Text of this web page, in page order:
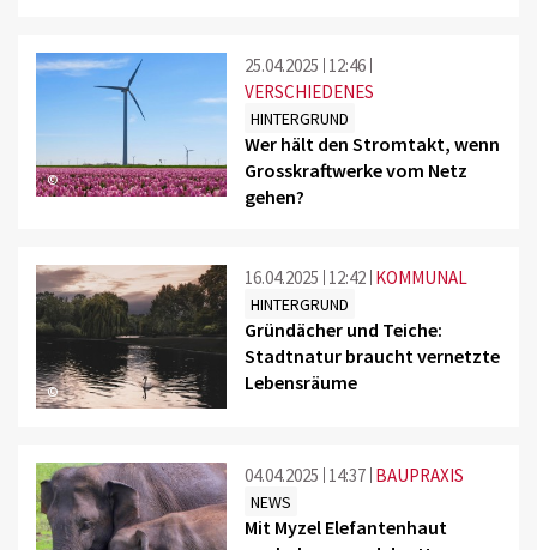
©
25.04.2025 12:46
VERSCHIEDENES
HINTERGRUND
Wer hält den Stromtakt, wenn
Grosskraftwerke vom Netz
gehen?
©
16.04.2025 12:42 KOMMUNAL
HINTERGRUND
Gründächer und Teiche:
Stadtnatur braucht vernetzte
Lebensräume
04.04.2025 14:37 BAUPRAXIS
NEWS
Mit Myzel Elefantenhaut